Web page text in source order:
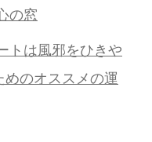
の窓
トは風邪をひきや
のオススメの運